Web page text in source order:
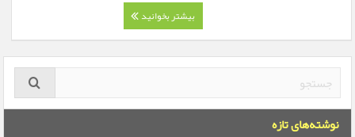
بیشتر بخوانید
نوشته‌های تازه